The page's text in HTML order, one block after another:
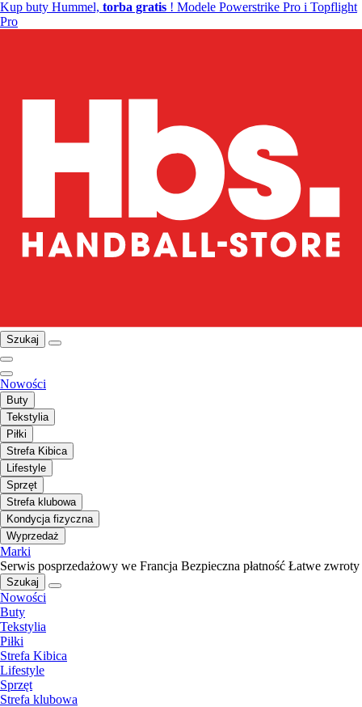
Kup buty Hummel, torba gratis ! Modele Powerstrike Pro i Topflight
Pro
Szukaj
Nowości
Buty
Tekstylia
Piłki
Strefa Kibica
Lifestyle
Sprzęt
Strefa klubowa
Kondycja fizyczna
Wyprzedaż
Marki
Serwis posprzedażowy we Francja Bezpieczna płatność Łatwe zwroty
Szukaj
Nowości
Buty
Tekstylia
Piłki
Strefa Kibica
Lifestyle
Sprzęt
Strefa klubowa